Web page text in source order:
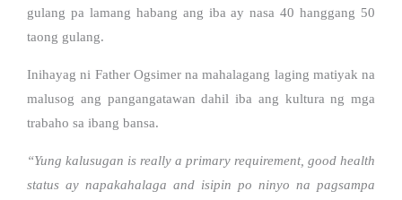
gulang pa lamang habang ang iba ay nasa 40 hanggang 50
taong gulang.
Inihayag ni Father Ogsimer na mahalagang laging matiyak na
malusog ang pangangatawan dahil iba ang kultura ng mga
trabaho sa ibang bansa.
“Yung kalusugan is really a primary requirement, good health
status ay napakahalaga and isipin po ninyo na pagsampa